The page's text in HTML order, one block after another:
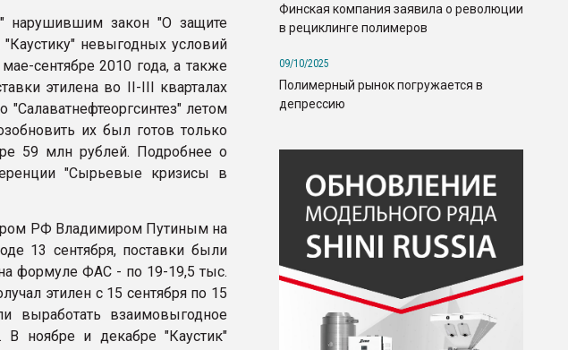
нарушившим закон "О защите
невыгодных условий
сентябре 2010 года, а также
этилена во II-III кварталах
"Салаватнефтеоргсинтез" летом
их был готов только
59 млн рублей. Подробнее о
"Сырьевые кризисы в
РФ Владимиром Путиным на
13 сентября, поставки были
формуле ФАС - по 19-19,5 тыс.
этилен с 15 сентября по 15
выработать взаимовыгодное
В ноябре и декабре "Каустик"
Финская компания заявила о революции
в рециклинге полимеров
09/10/2025
Полимерный рынок погружается в
депрессию